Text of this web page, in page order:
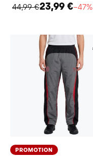
44,99 €23,99 €−47%
PROMOTION